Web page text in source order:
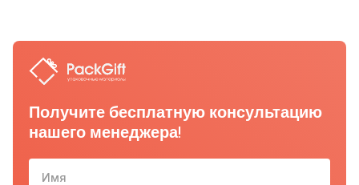
Получите бесплатную консультацию
нашего менеджера!
Имя